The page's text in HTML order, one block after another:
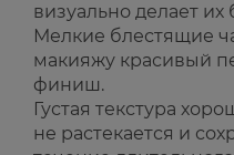
визуально делает
Мелкие блестящие
макияжу красивый
финиш.
Густая текстура
не растекается и